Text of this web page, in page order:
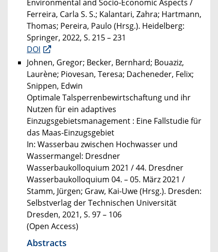
Environmental and Socio-Economic Aspects /
Ferreira, Carla S. S.; Kalantari, Zahra; Hartmann,
Thomas; Pereira, Paulo (Hrsg.). Heidelberg:
Springer, 2022, S. 215 – 231
DOI
Johnen, Gregor; Becker, Bernhard; Bouaziz,
Laurène; Piovesan, Teresa; Dacheneder, Felix;
Snippen, Edwin
Optimale Talsperrenbewirtschaftung und ihr
Nutzen für ein adaptives
Einzugsgebietsmanagement : Eine Fallstudie für
das Maas-Einzugsgebiet
In: Wasserbau zwischen Hochwasser und
Wassermangel: Dresdner
Wasserbaukolloquium 2021 / 44. Dresdner
Wasserbaukolloquium 04. – 05. März 2021 /
Stamm, Jürgen; Graw, Kai-Uwe (Hrsg.). Dresden:
Selbstverlag der Technischen Universität
Dresden, 2021, S. 97 – 106
(Open Access)
Abstracts